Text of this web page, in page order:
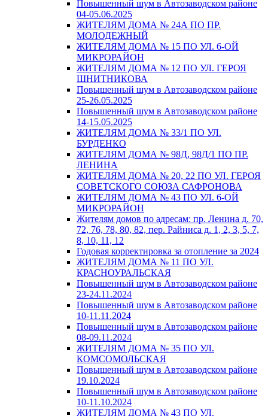
Повышенный шум в Автозаводском районе
04-05.06.2025
ЖИТЕЛЯМ ДОМА № 24А ПО ПР.
МОЛОДЕЖНЫЙ
ЖИТЕЛЯМ ДОМА № 15 ПО УЛ. 6-ОЙ
МИКРОРАЙОН
ЖИТЕЛЯМ ДОМА № 12 ПО УЛ. ГЕРОЯ
ШНИТНИКОВА
Повышенный шум в Автозаводском районе
25-26.05.2025
Повышенный шум в Автозаводском районе
14-15.05.2025
ЖИТЕЛЯМ ДОМА № 33/1 ПО УЛ.
БУРДЕНКО
ЖИТЕЛЯМ ДОМА № 98Д, 98Д/1 ПО ПР.
ЛЕНИНА
ЖИТЕЛЯМ ДОМА № 20, 22 ПО УЛ. ГЕРОЯ
СОВЕТСКОГО СОЮЗА САФРОНОВА
ЖИТЕЛЯМ ДОМА № 43 ПО УЛ. 6-ОЙ
МИКРОРАЙОН
Жителям домов по адресам: пр. Ленина д. 70,
72, 76, 78, 80, 82, пер. Райниса д. 1, 2, 3, 5, 7,
8, 10, 11, 12
Годовая корректировка за отопление за 2024
ЖИТЕЛЯМ ДОМА № 11 ПО УЛ.
КРАСНОУРАЛЬСКАЯ
Повышенный шум в Автозаводском районе
23-24.11.2024
Повышенный шум в Автозаводском районе
10-11.11.2024
Повышенный шум в Автозаводском районе
08-09.11.2024
ЖИТЕЛЯМ ДОМА № 35 ПО УЛ.
КОМСОМОЛЬСКАЯ
Повышенный шум в Автозаводском районе
19.10.2024
Повышенный шум в Автозаводском районе
10-11.10.2024
ЖИТЕЛЯМ ДОМА № 43 ПО УЛ.